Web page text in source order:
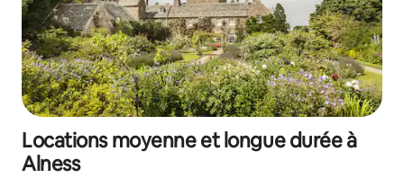
Locations moyenne et longue durée à
Alness